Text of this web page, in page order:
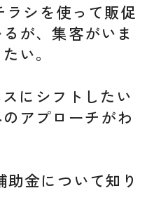
シを使って販促
が、集客がいま
い。
にシフトしたい
アプローチがわ
金について知り